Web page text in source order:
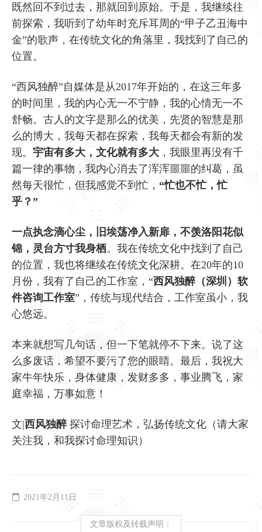
既然回不到过去，那就回到原始。于是，我继续往
前探索，我听到了幼年时充斥耳周的“甲子乙丑海中
金”的歌声，在传统文化的角落里，我找到了自己的
位置。
“西风独醉”自媒体是从2017年开始的，在这三年多
的时间里，我的内心无一不宁静，我的心情无一不
舒畅。古人的文字是那么的优美，先贤的智慧是那
么的博大，我每天都在探索，我每天都会有新的发
现。 宇宙有多大，文化就有多大 ，我眼里再没有千
篇一律的事物，我内心消去了浑浑噩噩的纠葛，虽
然每天很忙，但我感觉不到忙， “忙也不忙，忙
乎？”
一点执念滴心尘，旧埃荡净入新扉，不羡洛阳花似
锦，灵台方寸我身栖。我在传统文化中找到了自己
的位置，我也将继续在传统文化深耕。在20年的10
月份，我有了自己的工作室，“西风独醉（深圳）软
件咨询工作室”，传统与现代结合，工作室虽小，我
心悠远。
本来就想写几句话，但一下笔就停不下来。说了这
么多废话，希望不要污了您的眼睛。最后，我祝大
家牛年快乐，身体健康，发财多多，事业腾飞，家
庭幸福，万事如意！
文|西风独醉 探讨命理艺术，弘扬传统文化（请大家
关注我，和我探讨命理知识）
2021年2月11日
文章版权及转载声明：